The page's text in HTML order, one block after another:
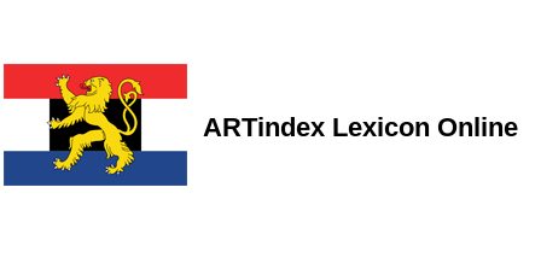
ARTindex Lexicon Online